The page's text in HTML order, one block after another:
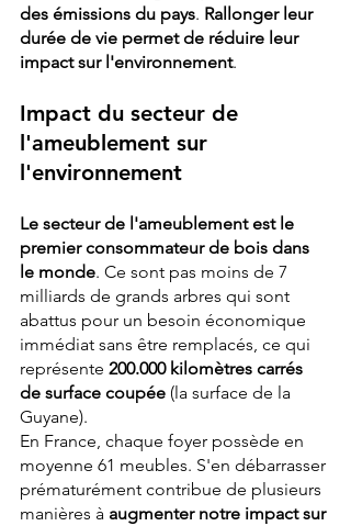
des émissions du pays. Rallonger leur
durée de vie permet de réduire leur
impact sur l'environnement.
Impact du secteur de
l'ameublement sur
l'environnement
Le secteur de l'ameublement est le
premier consommateur de bois dans
le monde. Ce sont pas moins de 7
milliards de grands arbres qui sont
abattus pour un besoin économique
immédiat sans être remplacés, ce qui
représente 200.000 kilomètres carrés
de surface coupée (la surface de la
Guyane).
En France, chaque foyer possède en
moyenne 61 meubles. S'en débarrasser
prématurément contribue de plusieurs
manières à augmenter notre impact sur